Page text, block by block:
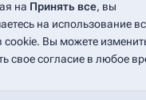
на Принять все, вы
на использование
cookie. Вы можете
свое согласие в любое